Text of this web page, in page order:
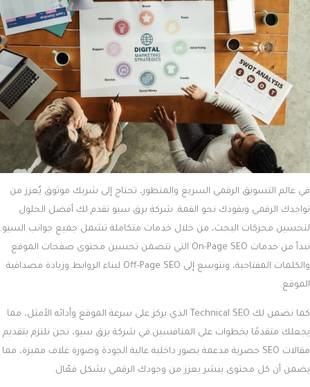
في عالم التسويق الرقمي السريع والمتطور، تحتاج إلى شريك موثوق يُعزز من
تواجدك الرقمي ويقودك نحو القمة. شركة برق سيو تقدم لك أفضل الحلول
لتحسين محركات البحث، من خلال خدمات متكاملة تشمل جميع جوانب السيو.
نبدأ من خدمات On-Page SEO التي تتضمن تحسين محتوى صفحات الموقع
والكلمات المفتاحية، ونتوسع إلى Off-Page SEO لبناء الروابط وزيادة مصداقية
الموقع.
كما نضمن لك Technical SEO الذي يركز على سرعة الموقع وأدائه الأمثل، مما
يجعلك متقدمًا بخطوات على المنافسين.في شركة برق سيو، نحن نلتزم بتقديم
مقالات SEO حصرية مدعمة بصور داخلية عالية الجودة وصورة غلاف مميزة، مما
يضمن أن كل محتوى ينشر يعزز من وجودك الرقمي بشكل فعّال.